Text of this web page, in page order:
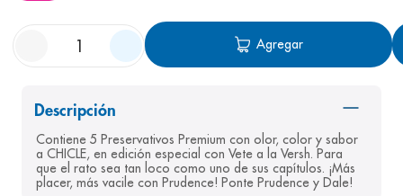
Agregar
Descripción
Contiene 5 Preservativos Premium con olor, color y sabor
a CHICLE, en edición especial con Vete a la Versh. Para
que el rato sea tan loco como uno de sus capítulos. ¡Más
placer, más vacile con Prudence! Ponte Prudence y Dale!
nivea
6. shampoo
7 bioderma
8 panolini
9. pediasure